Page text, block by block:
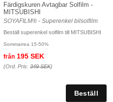
Färdigskuren Avtagbar Solfilm -
MITSUBISHI
SOYAFILM® - Superenkel bilsolfilm
Beställ superenkel solfilm till MITSUBISHI
Sommarrea 15-50%
från 195 SEK
(Ord. Pris: 349 SEK)